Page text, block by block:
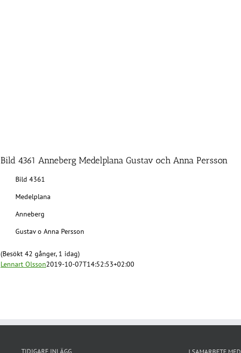
Bild 4361 Anneberg Medelplana Gustav och Anna Persson
Bild 4361
Medelplana
Anneberg
Gustav o Anna Persson
(Besökt 42 gånger, 1 idag)
Lennart Olsson2019-10-07T14:52:53+02:00
TIDIGARE INLÄGG